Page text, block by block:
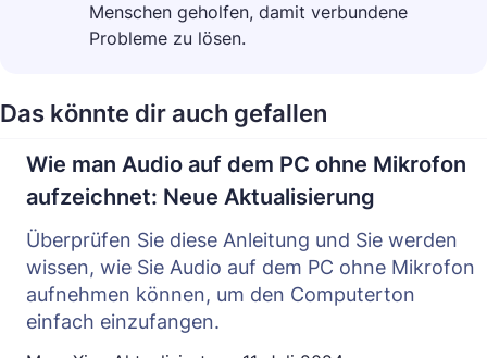
Menschen geholfen, damit verbundene
Probleme zu lösen.
Das könnte dir auch gefallen
Wie man Audio auf dem PC ohne Mikrofon
aufzeichnet: Neue Aktualisierung
Überprüfen Sie diese Anleitung und Sie werden
wissen, wie Sie Audio auf dem PC ohne Mikrofon
aufnehmen können, um den Computerton
einfach einzufangen.